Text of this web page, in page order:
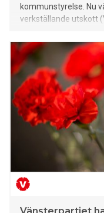
kommunstyrelse. Nu
verkställande utskott